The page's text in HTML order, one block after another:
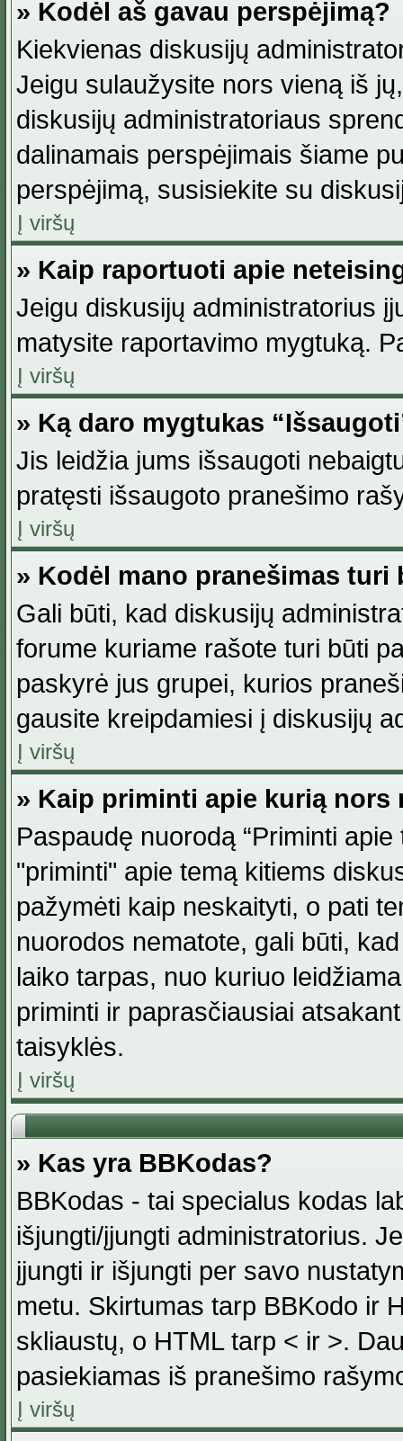
» Kodėl aš gavau perspėjimą?
Kiekvienas diskusijų
Jeigu sulaužysite nors vieną iš
diskusijų administratoriaus
dalinamais perspėjimais šiame
perspėjimą, susisiekite su
Į viršų
» Kaip raportuoti apie
Jeigu diskusijų administratorius
matysite raportavimo mygtuką.
Į viršų
» Ką daro mygtukas
Jis leidžia jums išsaugoti
pratęsti išsaugoto pranešimo
Į viršų
» Kodėl mano pranešimas
Gali būti, kad diskusijų
forume kuriame rašote turi būti
paskyrė jus grupei, kurios
gausite kreipdamiesi į diskusijų
Į viršų
» Kaip priminti apie kurią nors
Paspaudę nuorodą “Priminti
"priminti" apie temą kitiems
pažymėti kaip neskaityti, o pati
nuorodos nematote, gali būti,
laiko tarpas, nuo kuriuo
priminti ir paprasčiausiai
taisyklės.
Į viršų
» Kas yra BBKodas?
BBKodas - tai specialus kodas
išjungti/įjungti administratorius.
įjungti ir išjungti per savo
metu. Skirtumas tarp BBKodo ir
skliaustų, o HTML tarp < ir >.
pasiekiamas iš pranešimo
Į viršų